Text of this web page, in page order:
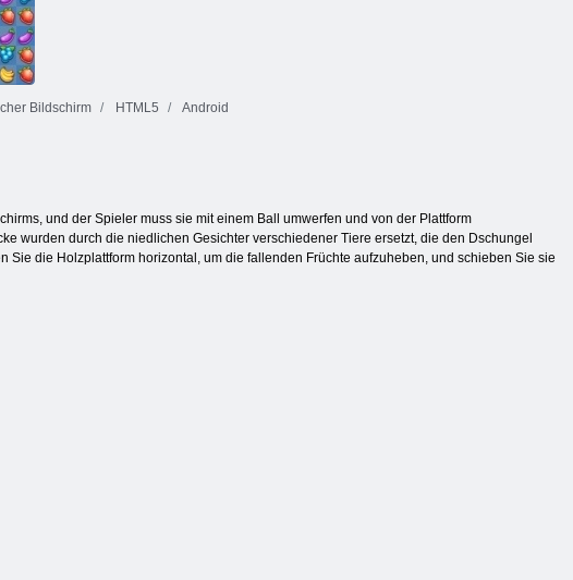
Bildschirm HTML5 Android
und der Spieler muss sie mit einem Ball umwerfen und von der Plattform
wurden durch die niedlichen Gesichter verschiedener Tiere ersetzt, die den Dschungel
die Holzplattform horizontal, um die fallenden Früchte aufzuheben, und schieben Sie sie